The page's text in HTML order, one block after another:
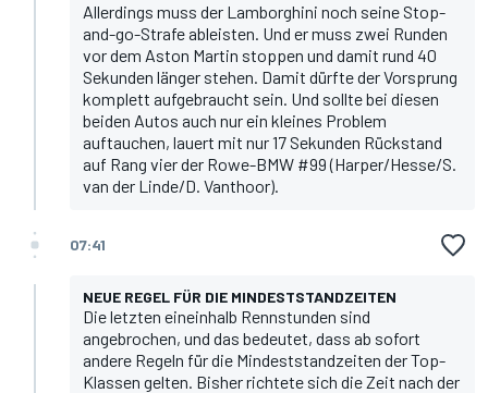
Allerdings muss der Lamborghini noch seine Stop-
and-go-Strafe ableisten. Und er muss zwei Runden
vor dem Aston Martin stoppen und damit rund 40
Sekunden länger stehen. Damit dürfte der Vorsprung
komplett aufgebraucht sein. Und sollte bei diesen
beiden Autos auch nur ein kleines Problem
auftauchen, lauert mit nur 17 Sekunden Rückstand
auf Rang vier der Rowe-BMW #99 (Harper/Hesse/S.
van der Linde/D. Vanthoor).
07:41
NEUE REGEL FÜR DIE MINDESTSTANDZEITEN
Die letzten eineinhalb Rennstunden sind
angebrochen, und das bedeutet, dass ab sofort
andere Regeln für die Mindeststandzeiten der Top-
Klassen gelten. Bisher richtete sich die Zeit nach der